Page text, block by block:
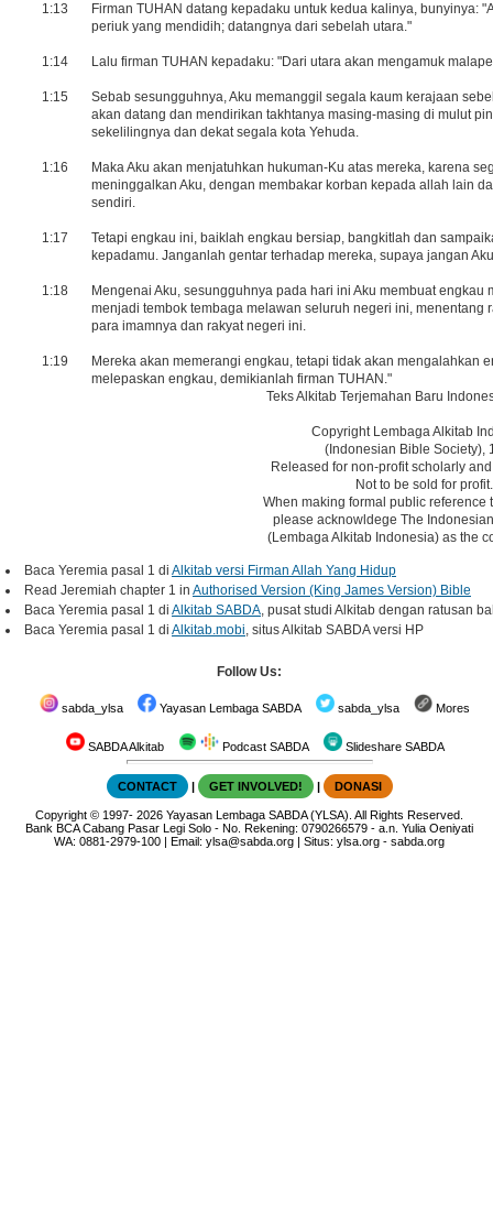
1:13
Firman TUHAN datang kepadaku untuk kedua kalinya, bunyinya:
periuk yang mendidih; datangnya dari sebelah utara."
1:14 Lalu firman TUHAN kepadaku: "Dari utara akan mengamuk
1:15
Sebab sesungguhnya, Aku memanggil segala kaum kerajaan
akan datang dan mendirikan takhtanya masing-masing di mulut
sekelilingnya dan dekat segala kota Yehuda.
1:16
Maka Aku akan menjatuhkan hukuman-Ku atas mereka, karena
meninggalkan Aku, dengan membakar korban kepada allah lain
sendiri.
1:17
Tetapi engkau ini, baiklah engkau bersiap, bangkitlah dan
kepadamu. Janganlah gentar terhadap mereka, supaya jangan
1:18
Mengenai Aku, sesungguhnya pada hari ini Aku membuat
menjadi tembok tembaga melawan seluruh negeri ini,
para imamnya dan rakyat negeri ini.
1:19
Mereka akan memerangi engkau, tetapi tidak akan mengalahkan
melepaskan engkau, demikianlah firman TUHAN."
Teks Alkitab Terjemahan Baru
Copyright Lembaga Alkitab
(Indonesian Bible Society),
Released for non-profit scholarly
Not to be sold for profit.
When making formal public reference
please acknowldege The
(Lembaga Alkitab Indonesia) as the
Baca Yeremia pasal 1 di Alkitab versi Firman Allah Yang Hidup
Read Jeremiah chapter 1 in Authorised Version (King James Version) Bible
Baca Yeremia pasal 1 di Alkitab SABDA, pusat studi Alkitab dengan ratusan
Baca Yeremia pasal 1 di Alkitab.mobi, situs Alkitab SABDA versi HP
Follow Us:
sabda_ylsa Yayasan Lembaga SABDA sabda_ylsa Mores
SABDA Alkitab Podcast SABDA Slideshare SABDA
CONTACT | GET INVOLVED! | DONASI
Copyright © 1997-2026Yayasan Lembaga SABDA (YLSA). All Rights Reserved.
Bank BCA Cabang Pasar Legi Solo - No. Rekening: 0790266579 - a.n. Yulia Oeniyati
WA:0881-2979-100 | Email:ylsa@sabda.org | Situs:ylsa.org -sabda.org